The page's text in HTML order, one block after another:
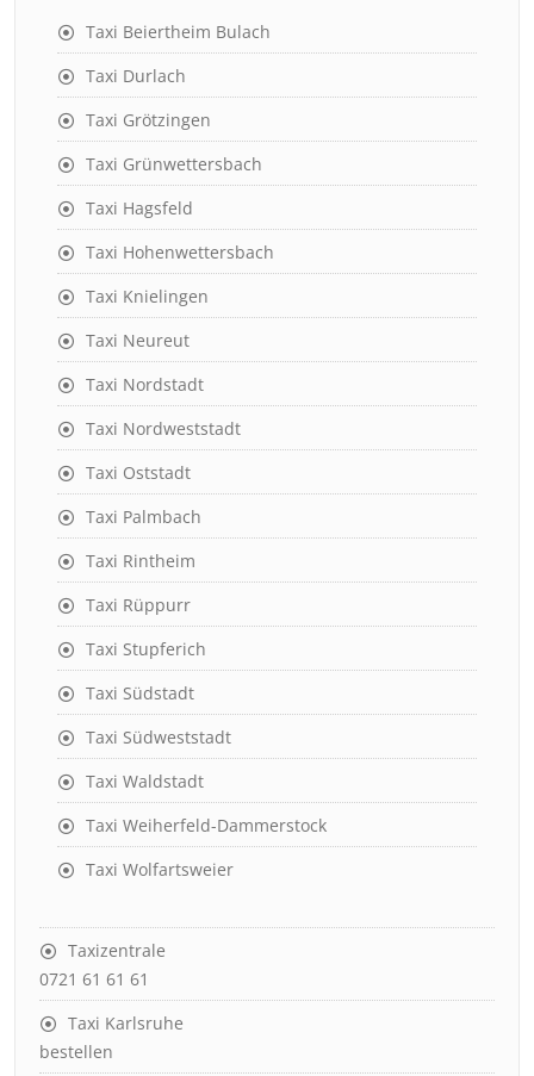
Taxi Beiertheim Bulach
Taxi Durlach
Taxi Grötzingen
Taxi Grünwettersbach
Taxi Hagsfeld
Taxi Hohenwettersbach
Taxi Knielingen
Taxi Neureut
Taxi Nordstadt
Taxi Nordweststadt
Taxi Oststadt
Taxi Palmbach
Taxi Rintheim
Taxi Rüppurr
Taxi Stupferich
Taxi Südstadt
Taxi Südweststadt
Taxi Waldstadt
Taxi Weiherfeld-Dammerstock
Taxi Wolfartsweier
Taxizentrale
0721 61 61 61
Taxi Karlsruhe
bestellen